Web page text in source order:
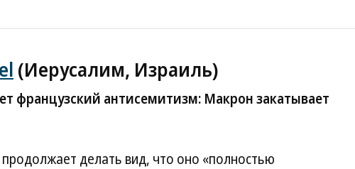
(Иерусалим, Израиль)
французский антисемитизм: Макрон закатывает
делать вид, что оно «полностью